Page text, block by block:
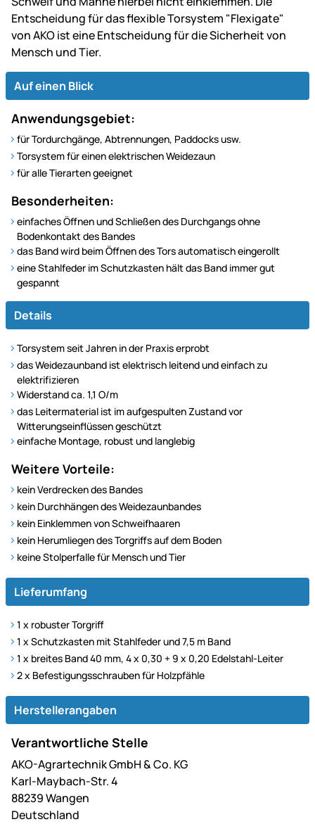
Entscheidung für das flexible Torsystem "Flexigate"
von AKO ist eine Entscheidung für die Sicherheit von
Mensch und Tier.
Auf einen Blick
Anwendungsgebiet:
für Tordurchgänge, Abtrennungen, Paddocks usw.
Torsystem für einen elektrischen Weidezaun
für alle Tierarten geeignet
Besonderheiten:
einfaches Öffnen und Schließen des Durchgangs ohne
Bodenkontakt des Bandes
das Band wird beim Öffnen des Tors automatisch eingerollt
eine Stahlfeder im Schutzkasten hält das Band immer gut
gespannt
Details
Torsystem seit Jahren in der Praxis erprobt
das Weidezaunband ist elektrisch leitend und einfach zu
elektrifizieren
Widerstand ca. 1,1 O/m
das Leitermaterial ist im aufgespulten Zustand vor
Witterungseinflüssen geschützt
einfache Montage, robust und langlebig
Weitere Vorteile:
kein Verdrecken des Bandes
kein Durchhängen des Weidezaunbandes
kein Einklemmen von Schweifhaaren
kein Herumliegen des Torgriffs auf dem Boden
keine Stolperfalle für Mensch und Tier
Lieferumfang
1 x robuster Torgriff
1 x Schutzkasten mit Stahlfeder und 7,5 m Band
1 x breites Band 40 mm, 4 x 0,30 + 9 x 0,20 Edelstahl-Leiter
2 x Befestigungsschrauben für Holzpfähle
Herstellerangaben
Verantwortliche Stelle
AKO-Agrartechnik GmbH & Co. KG
Karl-Maybach-Str. 4
88239 Wangen
Deutschland